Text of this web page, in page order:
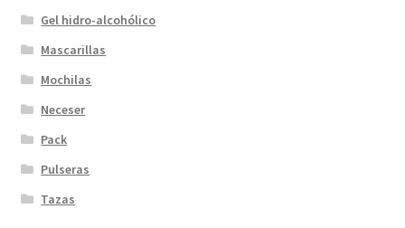
Gel hidro-alcohólico
Mascarillas
Mochilas
Neceser
Pack
Pulseras
Tazas